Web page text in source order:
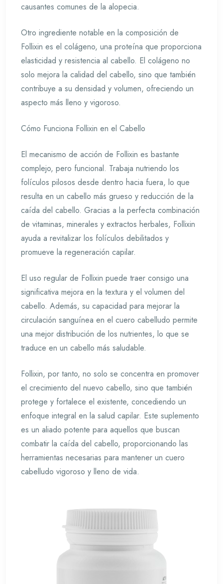
causantes comunes de la alopecia.
Otro ingrediente notable en la composición de
Follixin es el colágeno, una proteína que proporciona
elasticidad y resistencia al cabello. El colágeno no
solo mejora la calidad del cabello, sino que también
contribuye a su densidad y volumen, ofreciendo un
aspecto más lleno y vigoroso.
Cómo Funciona Follixin en el Cabello
El mecanismo de acción de Follixin es bastante
complejo, pero funcional. Trabaja nutriendo los
folículos pilosos desde dentro hacia fuera, lo que
resulta en un cabello más grueso y reducción de la
caída del cabello. Gracias a la perfecta combinación
de vitaminas, minerales y extractos herbales, Follixin
ayuda a revitalizar los folículos debilitados y
promueve la regeneración capilar.
El uso regular de Follixin puede traer consigo una
significativa mejora en la textura y el volumen del
cabello. Además, su capacidad para mejorar la
circulación sanguínea en el cuero cabelludo permite
una mejor distribución de los nutrientes, lo que se
traduce en un cabello más saludable.
Follixin, por tanto, no solo se concentra en promover
el crecimiento del nuevo cabello, sino que también
protege y fortalece el existente, concediendo un
enfoque integral en la salud capilar. Este suplemento
es un aliado potente para aquellos que buscan
combatir la caída del cabello, proporcionando las
herramientas necesarias para mantener un cuero
cabelludo vigoroso y lleno de vida.